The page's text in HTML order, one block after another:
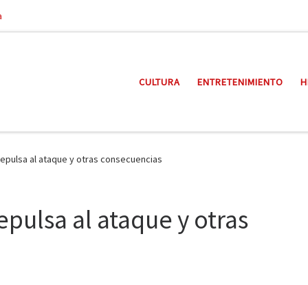
CULTURA ENTRETENIMIENTO
al ataque y otras consecuencias
al ataque y otras